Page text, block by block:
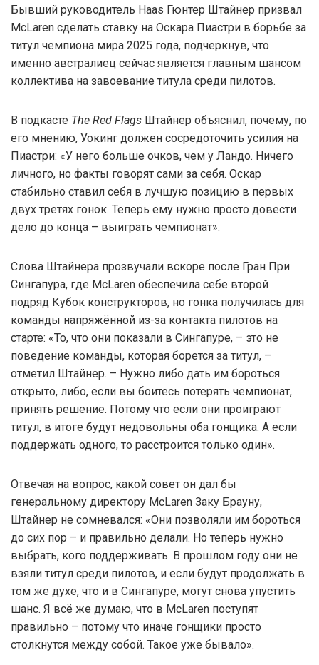
Бывший руководитель Haas Гюнтер Штайнер призвал
McLaren сделать ставку на Оскара Пиастри в борьбе за
титул чемпиона мира 2025 года, подчеркнув, что
именно австралиец сейчас является главным шансом
коллектива на завоевание титула среди пилотов.
В подкасте The Red Flags Штайнер объяснил, почему, по
его мнению, Уокинг должен сосредоточить усилия на
Пиастри: «У него больше очков, чем у Ландо. Ничего
личного, но факты говорят сами за себя. Оскар
стабильно ставил себя в лучшую позицию в первых
двух третях гонок. Теперь ему нужно просто довести
дело до конца – выиграть чемпионат».
Слова Штайнера прозвучали вскоре после Гран При
Сингапура, где McLaren обеспечила себе второй
подряд Кубок конструкторов, но гонка получилась для
команды напряжённой из-за контакта пилотов на
старте: «То, что они показали в Сингапуре, – это не
поведение команды, которая борется за титул, –
отметил Штайнер. – Нужно либо дать им бороться
открыто, либо, если вы боитесь потерять чемпионат,
принять решение. Потому что если они проиграют
титул, в итоге будут недовольны оба гонщика. А если
поддержать одного, то расстроится только один».
Отвечая на вопрос, какой совет он дал бы
генеральному директору McLaren Заку Брауну,
Штайнер не сомневался: «Они позволяли им бороться
до сих пор – и правильно делали. Но теперь нужно
выбрать, кого поддерживать. В прошлом году они не
взяли титул среди пилотов, и если будут продолжать в
том же духе, что и в Сингапуре, могут снова упустить
шанс. Я всё же думаю, что в McLaren поступят
правильно – потому что иначе гонщики просто
столкнутся между собой. Такое уже бывало».